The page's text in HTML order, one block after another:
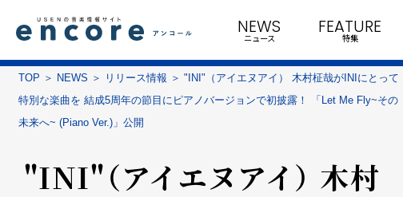
NEWS
ニュース
FEATURE
特集
TOP NEWS リリース情報
"INI"（アイエヌアイ） 木村柾哉がINIにとって
特別な楽曲を 結成5周年の節目にピアノバージョンで初披露！ 「Let Me Fly~その
未来へ~ (Piano Ver.)」公開
"INI"（アイエヌアイ） 木村